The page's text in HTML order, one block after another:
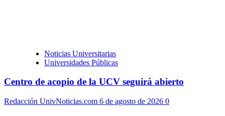
Noticias Universitarias
Universidades Públicas
Centro de acopio de la UCV seguirá abierto
Redacción UnivNoticias.com 6 de agosto de 2026 0